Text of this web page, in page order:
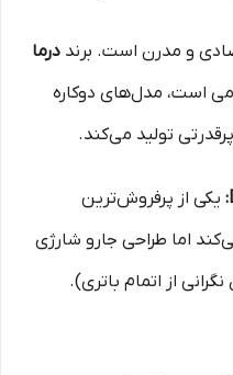
و مدرن است. برند درما
است، مدل‌های دوکاره
تولید می‌کند.
یکی از پرفروش‌ترین
اما طراحی جارو شارژی
از اتمام باتری).